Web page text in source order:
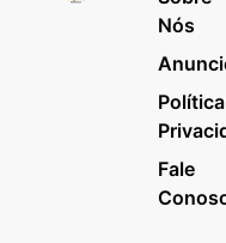
Nós
Fale